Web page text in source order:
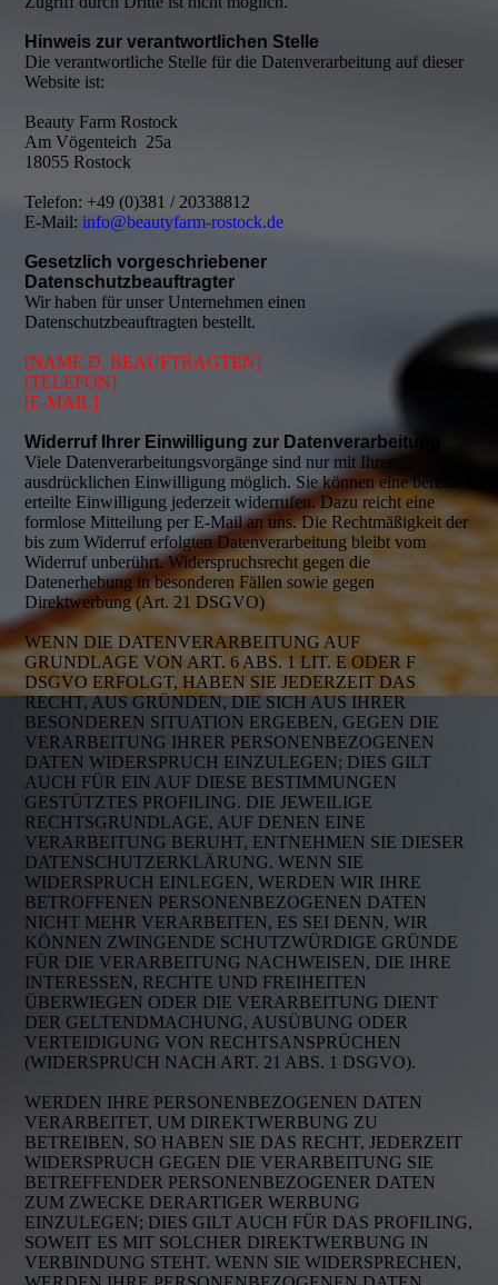
Hinweis zur verantwortlichen Stelle
Die verantwortliche Stelle für die Datenverarbeitung auf dieser
Website ist:
Beauty Farm Rostock
Am Vögenteich 25a
18055 Rostock
Telefon: +49 (0)381 / 20338812
E-Mail:info@beautyfarm-rostock.de
Gesetzlich vorgeschriebener
Datenschutzbeauftragter
Wir haben für unser Unternehmen einen
Datenschutzbeauftragten bestellt.
[NAME D. BEAUFTRAGTEN]
[TELEFON]
[E-MAIL]
Widerruf Ihrer Einwilligung zur Datenverarbeitung
Viele Datenverarbeitungsvorgänge sind nur mit Ihrer
ausdrücklichen Einwilligung möglich. Sie können eine bereits
erteilte Einwilligung jederzeit widerrufen. Dazu reicht eine
formlose Mitteilung per E-Mail an uns. Die Rechtmäßigkeit der
bis zum Widerruf erfolgten Datenverarbeitung bleibt vom
Widerruf unberührt. Widerspruchsrecht gegen die
Datenerhebung in besonderen Fällen sowie gegen
Direktwerbung (Art. 21 DSGVO)
WENN DIE DATENVERARBEITUNG AUF
GRUNDLAGE VON ART. 6 ABS. 1 LIT. E ODER F
DSGVO ERFOLGT, HABEN SIE JEDERZEIT DAS
RECHT, AUS GRÜNDEN, DIE SICH AUS IHRER
BESONDEREN SITUATION ERGEBEN, GEGEN DIE
VERARBEITUNG IHRER PERSONENBEZOGENEN
DATEN WIDERSPRUCH EINZULEGEN; DIES GILT
AUCH FÜR EIN AUF DIESE BESTIMMUNGEN
GESTÜTZTES PROFILING. DIE JEWEILIGE
RECHTSGRUNDLAGE, AUF DENEN EINE
VERARBEITUNG BERUHT, ENTNEHMEN SIE DIESER
DATENSCHUTZERKLÄRUNG. WENN SIE
WIDERSPRUCH EINLEGEN, WERDEN WIR IHRE
BETROFFENEN PERSONENBEZOGENEN DATEN
NICHT MEHR VERARBEITEN, ES SEI DENN, WIR
KÖNNEN ZWINGENDE SCHUTZWÜRDIGE GRÜNDE
FÜR DIE VERARBEITUNG NACHWEISEN, DIE IHRE
INTERESSEN, RECHTE UND FREIHEITEN
ÜBERWIEGEN ODER DIE VERARBEITUNG DIENT
DER GELTENDMACHUNG, AUSÜBUNG ODER
VERTEIDIGUNG VON RECHTSANSPRÜCHEN
(WIDERSPRUCH NACH ART. 21 ABS. 1 DSGVO).
WERDEN IHRE PERSONENBEZOGENEN DATEN
VERARBEITET, UM DIREKTWERBUNG ZU
BETREIBEN, SO HABEN SIE DAS RECHT, JEDERZEIT
WIDERSPRUCH GEGEN DIE VERARBEITUNG SIE
BETREFFENDER PERSONENBEZOGENER DATEN
ZUM ZWECKE DERARTIGER WERBUNG
EINZULEGEN; DIES GILT AUCH FÜR DAS PROFILING,
SOWEIT ES MIT SOLCHER DIREKTWERBUNG IN
VERBINDUNG STEHT. WENN SIE WIDERSPRECHEN,